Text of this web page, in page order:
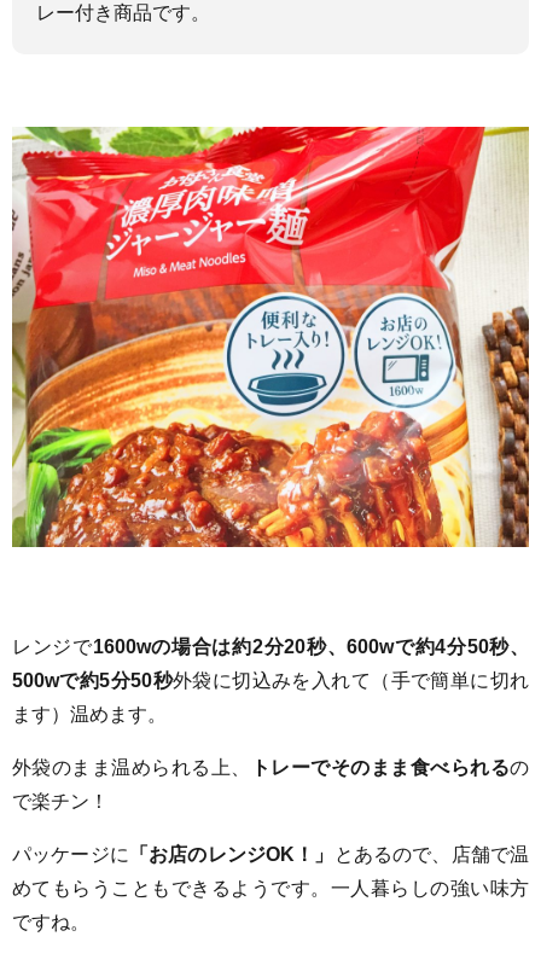
レー付き商品です。
レンジで1600wの場合は約2分20秒、600wで約4分50秒、
500wで約5分50秒外袋に切込みを入れて（手で簡単に切れ
ます）温めます。
外袋のまま温められる上、 トレーでそのまま食べられるの
で楽チン！
パッケージに 「お店のレンジOK！」
とあるので、店舗で温
めてもらうこともできるようです。一人暮らしの強い味方
ですね。